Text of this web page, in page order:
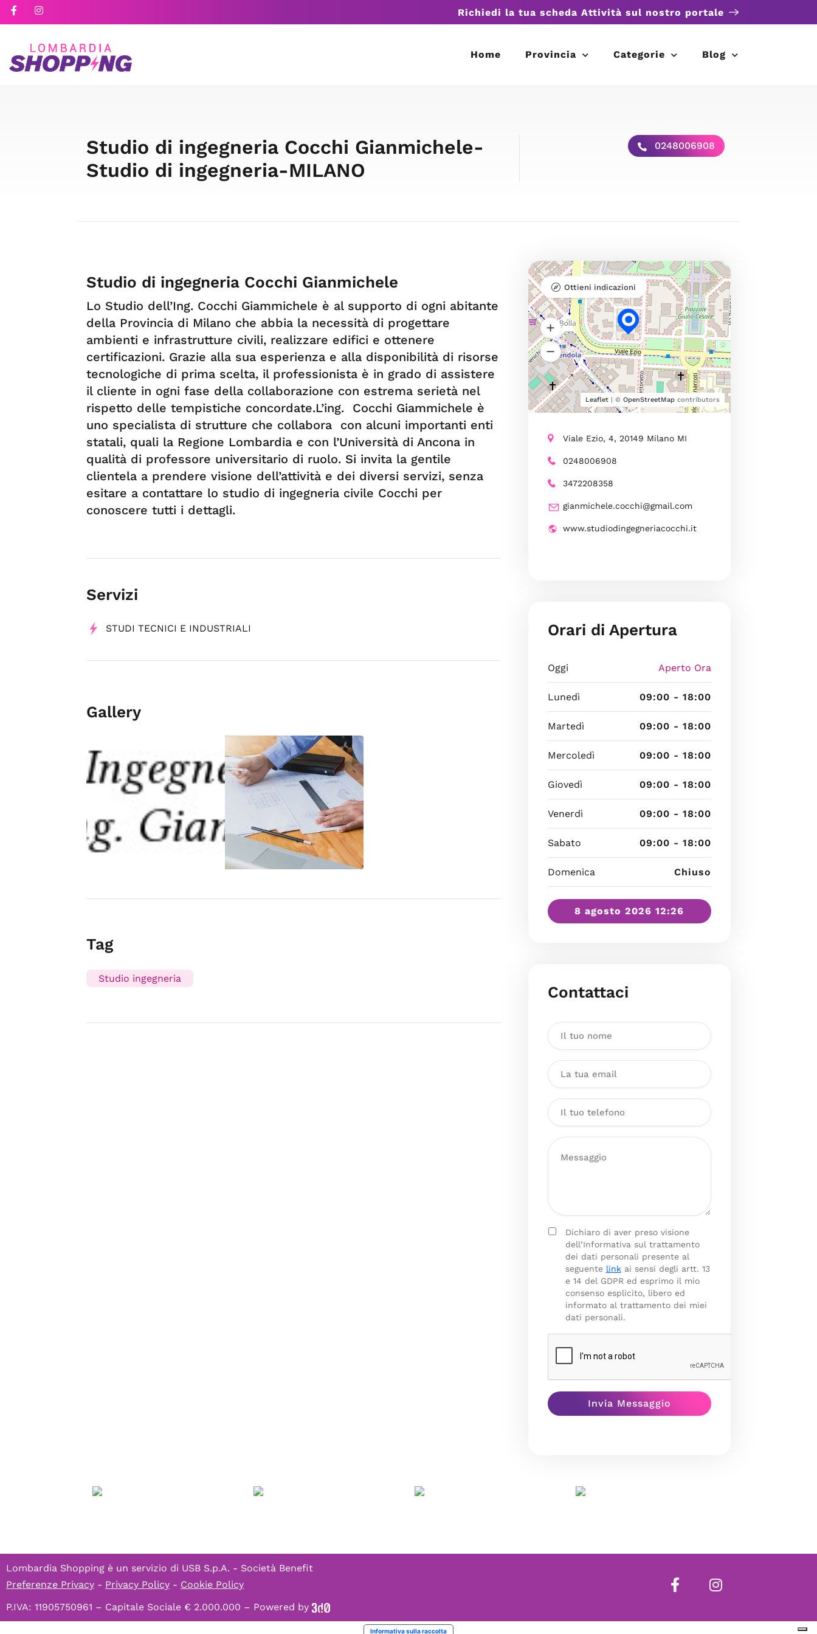
Richiedi la tua scheda Attività sul nostro portale
Home Provincia Categorie Blog
Studio di ingegneria Cocchi Gianmichele-
Studio di ingegneria-MILANO
0248006908
Studio di ingegneria Cocchi Gianmichele
Lo Studio dell’Ing. Cocchi Giammichele è al supporto di ogni abitante
della Provincia di Milano che abbia la necessità di progettare
ambienti e infrastrutture civili, realizzare edifici e ottenere
certificazioni. Grazie alla sua esperienza e alla disponibilità di risorse
tecnologiche di prima scelta, il professionista è in grado di assistere
il cliente in ogni fase della collaborazione con estrema serietà nel
rispetto delle tempistiche concordate.L’ing. Cocchi Giammichele è
uno specialista di strutture che collabora con alcuni importanti enti
statali, quali la Regione Lombardia e con l’Università di Ancona in
qualità di professore universitario di ruolo. Si invita la gentile
clientela a prendere visione dell’attività e dei diversi servizi, senza
esitare a contattare lo studio di ingegneria civile Cocchi per
conoscere tutti i dettagli.
Servizi
STUDI TECNICI E INDUSTRIALI
Gallery
Tag
Studio ingegneria
Leaflet| © OpenStreetMapcontributors
Ottieni indicazioni
Viale Ezio, 4, 20149 Milano MI
0248006908
3472208358
gianmichele.cocchi@gmail.com
www.studiodingegneriacocchi.it
Orari di Apertura
Oggi Aperto Ora
Lunedì 09:00 - 18:00
Martedì 09:00 - 18:00
Mercoledì 09:00 - 18:00
Giovedì 09:00 - 18:00
Venerdì 09:00 - 18:00
Sabato 09:00 - 18:00
Domenica Chiuso
8 agosto 2026 12:26
Contattaci
Dichiaro di aver preso visione
dell’Informativa sul trattamento
dei dati personali presente al
seguente linkai sensi degli artt. 13
e 14 del GDPR ed esprimo il mio
consenso esplicito, libero ed
informato al trattamento dei miei
dati personali.
Lombardia Shopping è un servizio di USB S.p.A. - Società Benefit
Preferenze Privacy - Privacy Policy - Cookie Policy
P.IVA: 11905750961 – Capitale Sociale € 2.000.000 – Powered by
Informativa sulla raccolta